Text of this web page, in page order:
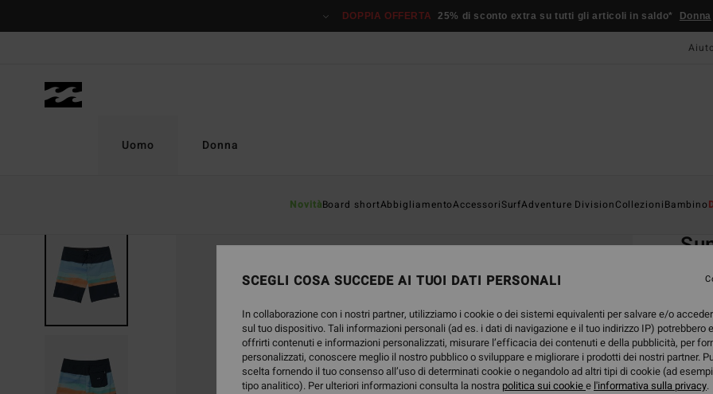
prodotto
DOPPIA OFFERTA 25% di sconto extra su tutti gli articoli in saldo* Donna
Uomo
NovitàBoard shortAbbigliamentoAccessoriSurfAdventure DivisionCollezioniBambino
Donna
ECO-
75,95
SCEGLI COSA SUCCEDE AI TUOI DATI PERSONALI
In collaborazione con i nostri partner, utilizziamo i cookie o dei sistemi equivalenti per salvare e/o
sul tuo dispositivo. Tali informazioni personali (ad es. i dati di navigazione e il tuo indirizzo IP) potrebbero
offrirti contenuti e informazioni personalizzati, misurare l’efficacia dei contenuti e della pubblicità, per
personalizzati, conoscere meglio il nostro pubblico o sviluppare e migliorare i prodotti dei nostri partner.
scelta fornendo il tuo consenso all’uso di determinati cookie o negandolo ad altri tipi di cookie (ad
tipo analitico). Per ulteriori informazioni consulta la nostra politica sui cookiee l'informativa sulla privacy.